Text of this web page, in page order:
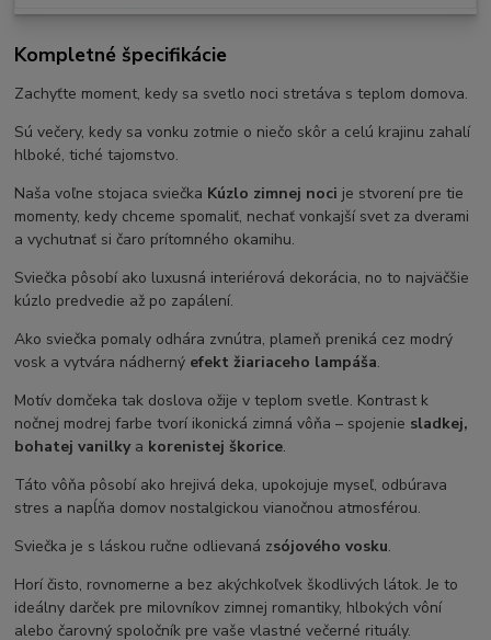
Kompletné špecifikácie
Zachyťte moment, kedy sa svetlo noci stretáva s teplom domova.
Sú večery, kedy sa vonku zotmie o niečo skôr a celú krajinu zahalí
hlboké, tiché tajomstvo.
Naša voľne stojaca sviečka Kúzlo zimnej noci je stvorení pre tie
momenty, kedy chceme spomaliť, nechať vonkajší svet za dverami
a vychutnať si čaro prítomného okamihu.
Sviečka pôsobí ako luxusná interiérová dekorácia, no to najväčšie
kúzlo predvedie až po zapálení.
Ako sviečka pomaly odhára zvnútra, plameň preniká cez modrý
vosk a vytvára nádherný efekt žiariaceho lampáša.
Motív domčeka tak doslova ožije v teplom svetle. Kontrast k
nočnej modrej farbe tvorí ikonická zimná vôňa – spojenie sladkej,
bohatej vanilkya korenistej škorice.
Táto vôňa pôsobí ako hrejivá deka, upokojuje myseľ, odbúrava
stres a napĺňa domov nostalgickou vianočnou atmosférou.
Sviečka je s láskou ručne odlievaná zsójového vosku.
Horí čisto, rovnomerne a bez akýchkoľvek škodlivých látok. Je to
ideálny darček pre milovníkov zimnej romantiky, hlbokých vôní
alebo čarovný spoločník pre vaše vlastné večerné rituály.